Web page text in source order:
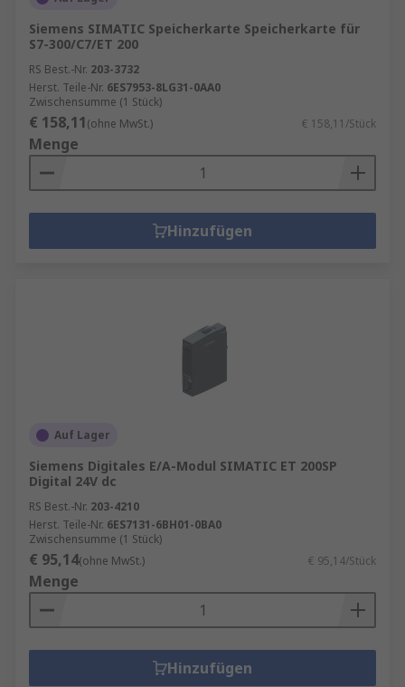
Siemens SIMATIC Speicherkarte Speicherkarte für
S7-300/C7/ET 200
RS Best.-Nr. 203-3732
Herst. Teile-Nr. 6ES7953-8LG31-0AA0
Zwischensumme (1 Stück)
€ 158,11(ohne MwSt.) € 158,11/Stück
Menge
Hinzufügen
Auf Lager
Siemens Digitales E/A-Modul SIMATIC ET 200SP
Digital 24V dc
RS Best.-Nr. 203-4210
Herst. Teile-Nr. 6ES7131-6BH01-0BA0
Zwischensumme (1 Stück)
€ 95,14(ohne MwSt.) € 95,14/Stück
Menge
Hinzufügen